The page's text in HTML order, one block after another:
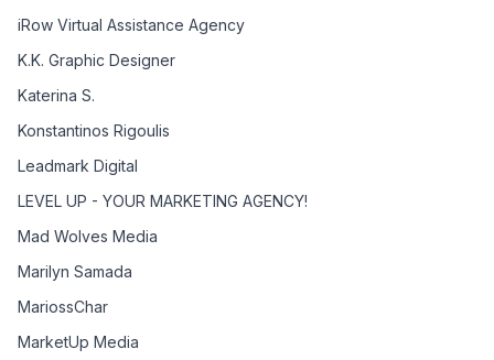
iRow Virtual Assistance Agency
K.K. Graphic Designer
Katerina S.
Konstantinos Rigoulis
Leadmark Digital
LEVEL UP - YOUR MARKETING AGENCY!
Mad Wolves Media
Marilyn Samada
MariossChar
MarketUp Media